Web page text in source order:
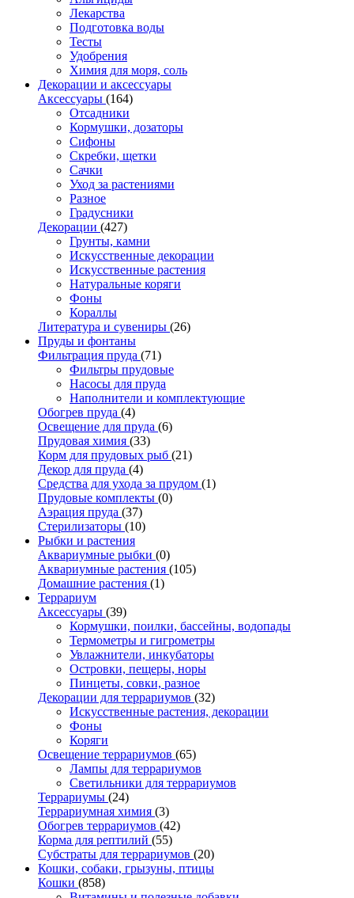
Лекарства
Подготовка воды
Тесты
Удобрения
Химия для моря, соль
Декорации и аксессуары
Аксессуары (164)
Отсадники
Кормушки, дозаторы
Сифоны
Скребки, щетки
Сачки
Уход за растениями
Разное
Градусники
Декорации (427)
Грунты, камни
Искусственные декорации
Искусственные растения
Натуральные коряги
Фоны
Кораллы
Литература и сувениры (26)
Пруды и фонтаны
Фильтрация пруда (71)
Фильтры прудовые
Насосы для пруда
Наполнители и комплектующие
Обогрев пруда (4)
Освещение для пруда (6)
Прудовая химия (33)
Корм для прудовых рыб (21)
Декор для пруда (4)
Средства для ухода за прудом (1)
Прудовые комплекты (0)
Аэрация пруда (37)
Стерилизаторы (10)
Рыбки и растения
Аквариумные рыбки (0)
Аквариумные растения (105)
Домашние растения (1)
Террариум
Аксессуары (39)
Кормушки, поилки, бассейны, водопады
Термометры и гигрометры
Увлажнители, инкубаторы
Островки, пещеры, норы
Пинцеты, совки, разное
Декорации для террариумов (32)
Искусственные растения, декорации
Фоны
Коряги
Освещение террариумов (65)
Лампы для террариумов
Светильники для террариумов
Террариумы (24)
Террариумная химия (3)
Обогрев террариумов (42)
Корма для рептилий (55)
Субстраты для террариумов (20)
Кошки, собаки, грызуны, птицы
Кошки (858)